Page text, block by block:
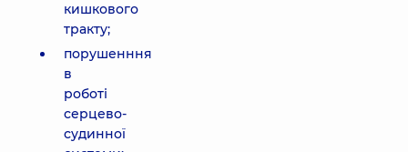
кишкового
тракту;
порушенння
в
роботі
серцево-
судинної